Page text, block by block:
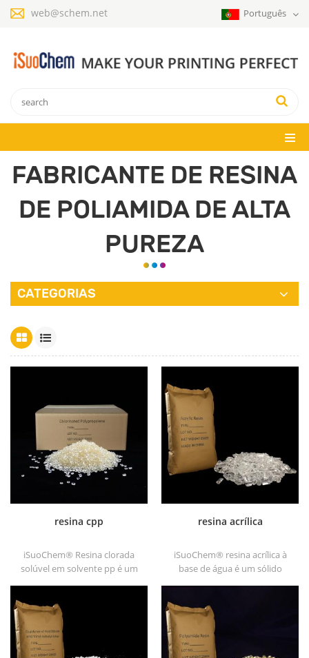
web@schem.net Português
FABRICANTE DE RESINA
DE POLIAMIDA DE ALTA
PUREZA
CATEGORIAS
resina cpp
iSuoChem® Resina clorada
solúvel em solvente pp é um
em solvente para substratos
de poliolefina.
resina acrílica
iSuoChem® resina acrílica à
base de água é um sólido
boa solubilidade, alta
transparência, boa
capacidade de impressão e
boa transitividade.